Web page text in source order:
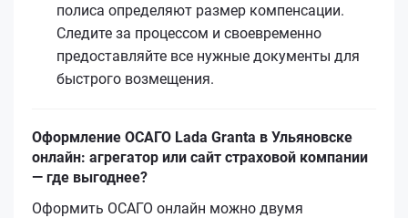
полиса определяют размер компенсации.
Следите за процессом и своевременно
предоставляйте все нужные документы для
быстрого возмещения.
Оформление ОСАГО Lada Granta в Ульяновске
онлайн: агрегатор или сайт страховой компании
— где выгоднее?
Оформить ОСАГО онлайн можно двумя